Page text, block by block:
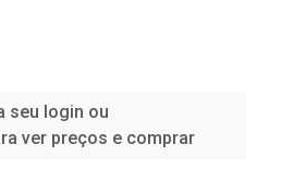
seu login ou
ver preços e comprar